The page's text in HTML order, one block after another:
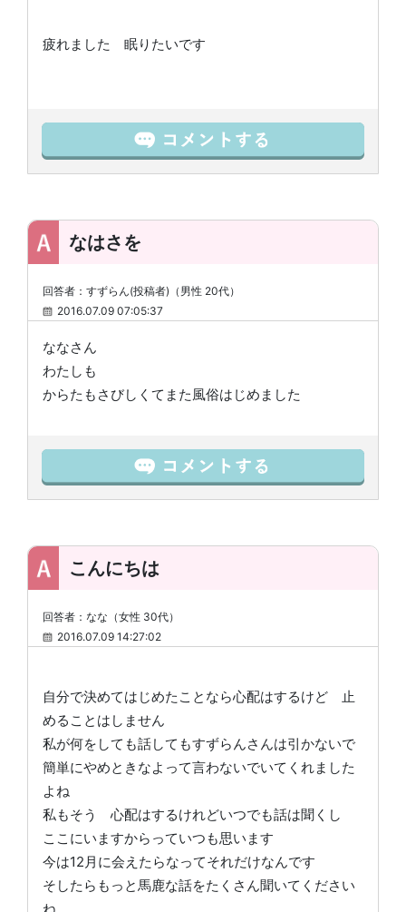
疲れました 眠りたいです
なはさを
回答者：すずらん(投稿者)（男性 20代）
2016.07.09 07:05:37
ななさん
わたしも
からたもさびしくてまた風俗はじめました
こんにちは
回答者：なな（女性 30代）
2016.07.09 14:27:02
自分で決めてはじめたことなら心配はするけど 止
めることはしません
私が何をしても話してもすずらんさんは引かないで
簡単にやめときなよって言わないでいてくれました
よね
私もそう 心配はするけれどいつでも話は聞くし
ここにいますからっていつも思います
今は12月に会えたらなってそれだけなんです
そしたらもっと馬鹿な話をたくさん聞いてください